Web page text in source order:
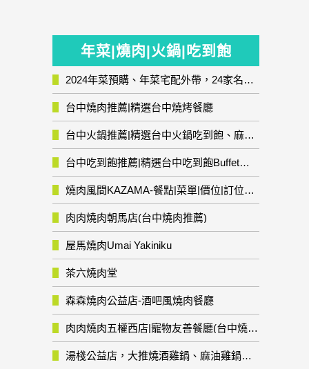
年菜|燒肉|火鍋|吃到飽
2024年菜預購、年菜宅配外帶，24家名店年菜推薦整理，圍爐輕鬆上菜團圓趣
台中燒肉推薦|精選台中燒烤餐廳
台中火鍋推薦|精選台中火鍋吃到飽、麻辣鍋、鴛鴦鍋、石頭火鍋、酸菜白肉鍋、海鮮鍋、燒酒雞、麻油雞、壽喜燒等熱門人氣火鍋店!
台中吃到飽推薦|精選台中吃到飽Buffet自助餐廳
燒肉風間KAZAMA-餐點|菜單|價位|訂位資訊
肉肉燒肉朝馬店(台中燒肉推薦)
屋馬燒肉Umai Yakiniku
茶六燒肉堂
森森燒肉公益店-酒吧風燒肉餐廳
肉肉燒肉五權西店|寵物友善餐廳(台中燒肉推薦)
湯棧公益店，大推燒酒雞鍋、麻油雞鍋暖暖有夠補